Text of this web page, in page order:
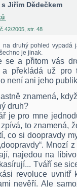
Jiřím Dědečkem
2005, str. 48
na druhý pohled vypadá
je jinak.
se a přitom vás
a překládá už pro
není ani jeho
znamená,
druh?
je pro mne
to znamená,
co si doopravdy
Mnozí
najedou na
Tváří se
revoluce uvnitř
nevěří. Ale